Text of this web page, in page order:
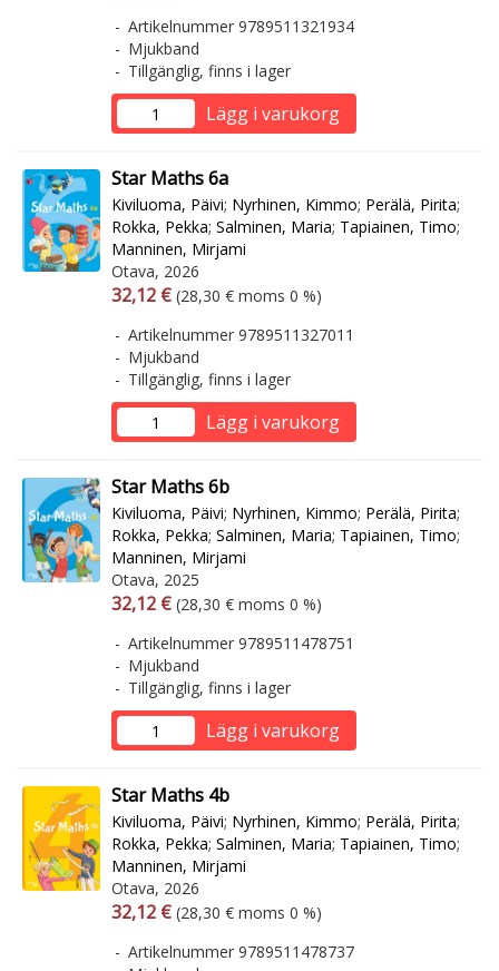
Artikelnummer 9789511321934
Mjukband
Tillgänglig, finns i lager
Lägg i varukorg
Star Maths 6a
Kiviluoma, Päivi; Nyrhinen, Kimmo; Perälä, Pirita;
Rokka, Pekka; Salminen, Maria; Tapiainen, Timo;
Manninen, Mirjami
Otava, 2026
Arvonlisäverollinen hinta
32,12 € Arvonlisäveroton hinta
(28,30 € moms 0 %)
Artikelnummer 9789511327011
Mjukband
Tillgänglig, finns i lager
Lägg i varukorg
Star Maths 6b
Kiviluoma, Päivi; Nyrhinen, Kimmo; Perälä, Pirita;
Rokka, Pekka; Salminen, Maria; Tapiainen, Timo;
Manninen, Mirjami
Otava, 2025
Arvonlisäverollinen hinta
32,12 € Arvonlisäveroton hinta
(28,30 € moms 0 %)
Artikelnummer 9789511478751
Mjukband
Tillgänglig, finns i lager
Lägg i varukorg
Star Maths 4b
Kiviluoma, Päivi; Nyrhinen, Kimmo; Perälä, Pirita;
Rokka, Pekka; Salminen, Maria; Tapiainen, Timo;
Manninen, Mirjami
Otava, 2026
Arvonlisäverollinen hinta
32,12 € Arvonlisäveroton hinta
(28,30 € moms 0 %)
Artikelnummer 9789511478737